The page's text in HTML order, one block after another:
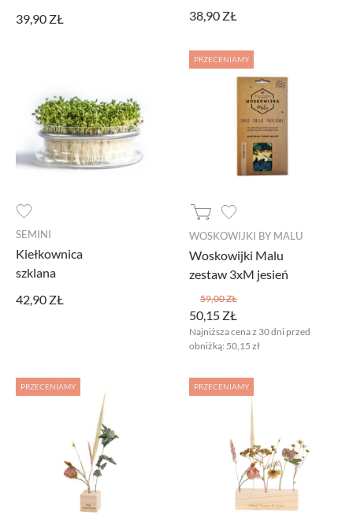
39,90 ZŁ
38,90 ZŁ
SEMINI
Kiełkownica
szklana
42,90 ZŁ
PRZECENIAMY
WOSKOWIJKI BY MALU
Woskowijki Malu
zestaw 3xM jesień
50,15 ZŁ
59,00 ZŁ
Najniższa cena z 30 dni przed
obniżką: 50,15 zł
PRZECENIAMY PRZECENIAMY